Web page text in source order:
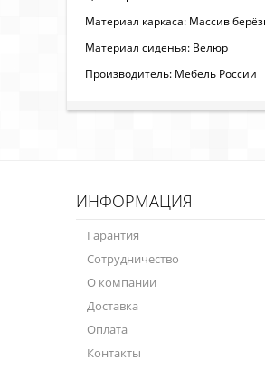
Материал каркаса: Массив
Материал сиденья: Велюр
Производитель: Мебель России
ИНФОРМАЦИЯ
Гарантия
Сотрудничество
О компании
Доставка
Оплата
Контакты